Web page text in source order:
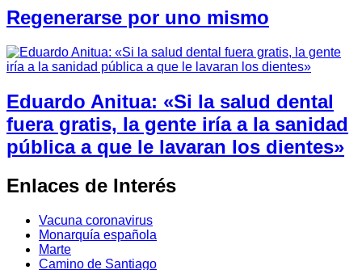
Regenerarse por uno mismo
Eduardo Anitua: «Si la salud dental
fuera gratis, la gente iría a la sanidad
pública a que le lavaran los dientes»
Enlaces de Interés
Vacuna coronavirus
Monarquía española
Marte
Camino de Santiago